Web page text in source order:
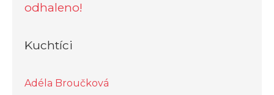
odhaleno!
Kuchtíci
Adéla Broučková